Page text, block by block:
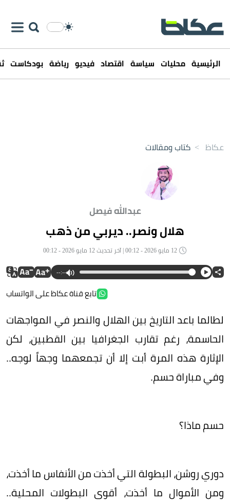
الرئيسية محليات سياسة اقتصاد فيديو رياضة بودكاست
عكاظ > كتاب ومقالات
عبدالله فيصل
هلال ونصر.. ديربي من ذهب
--:--
تابع قناة عكاظ على الواتساب
لطالما باعد التاريخ بين الهلال والنصر في المواجهات
الحاسمة، رغم تقارب الجغرافيا بين القطبين، لكن
الإثارة هذه المرة أبت إلا أن تجمعهما وجهاً لوجه..
وفي مباراة حسم.
حسم ماذا؟
دوري روشن، البطولة التي أخذت من الأنفاس ما أخذت،
ومن الأموال ما أخذت، أقوى البطولات المحلية..